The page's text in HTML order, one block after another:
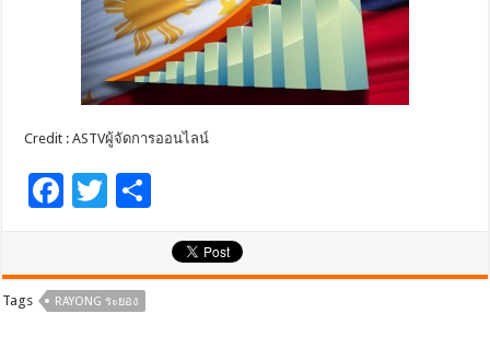
Credit : ASTVผู้จัดการออนไลน์
F
b
T
er
ar
Tags RAYONG ระยอง